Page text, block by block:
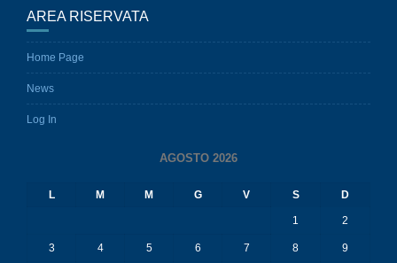
AREA RISERVATA
Home Page
News
Log In
AGOSTO 2026
L M M G V S D
1 2
3 4 5 6 7 8 9